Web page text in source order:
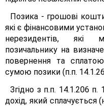
Позика - грошові
які є фінансовими
нерезидентів, які
позичальнику на
повернення та
сумою позики (п.п.
Згідно з п.п. 14.1.206
дохід, який сплачується